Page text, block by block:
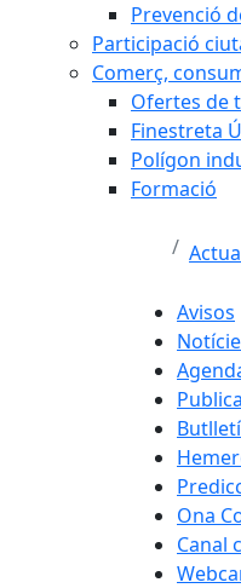
Prevenció
Participació
Comerç,
Ofertes de
Finestreta
Polígon
Formació
Avisos
Ona
Canal